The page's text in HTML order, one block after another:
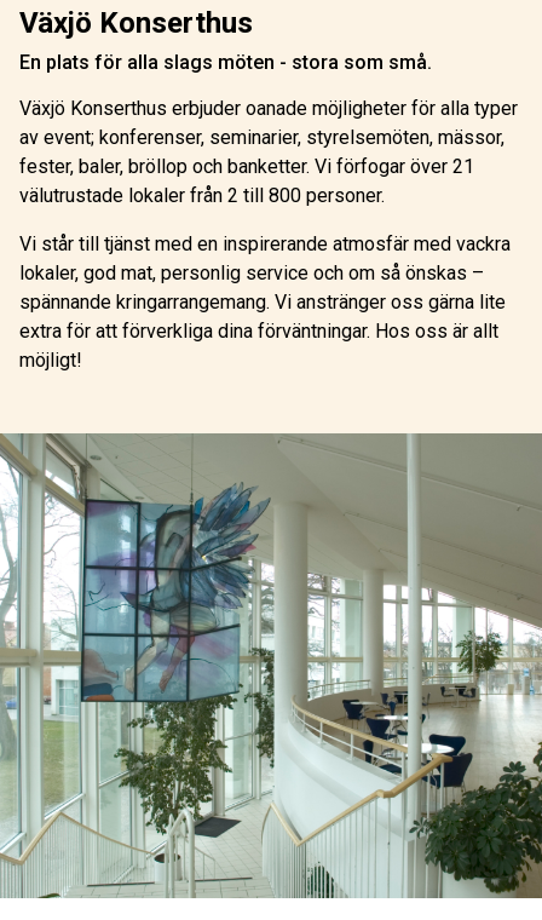
Växjö Konserthus
En plats för alla slags möten - stora som små.
Växjö Konserthus erbjuder oanade möjligheter för alla typer
av event; konferenser, seminarier, styrelsemöten, mässor,
fester, baler, bröllop och banketter. Vi förfogar över 21
välutrustade lokaler från 2 till 800 personer.
Vi står till tjänst med en inspirerande atmosfär med vackra
lokaler, god mat, personlig service och om så önskas –
spännande kringarrangemang. Vi anstränger oss gärna lite
extra för att förverkliga dina förväntningar. Hos oss är allt
möjligt!